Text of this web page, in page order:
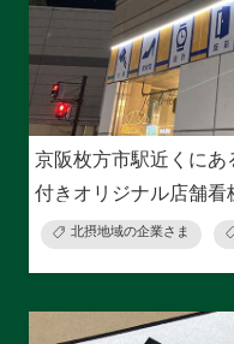
京阪枚方市駅近くにあ
付きオリジナル店舗
北摂地域の企業さま